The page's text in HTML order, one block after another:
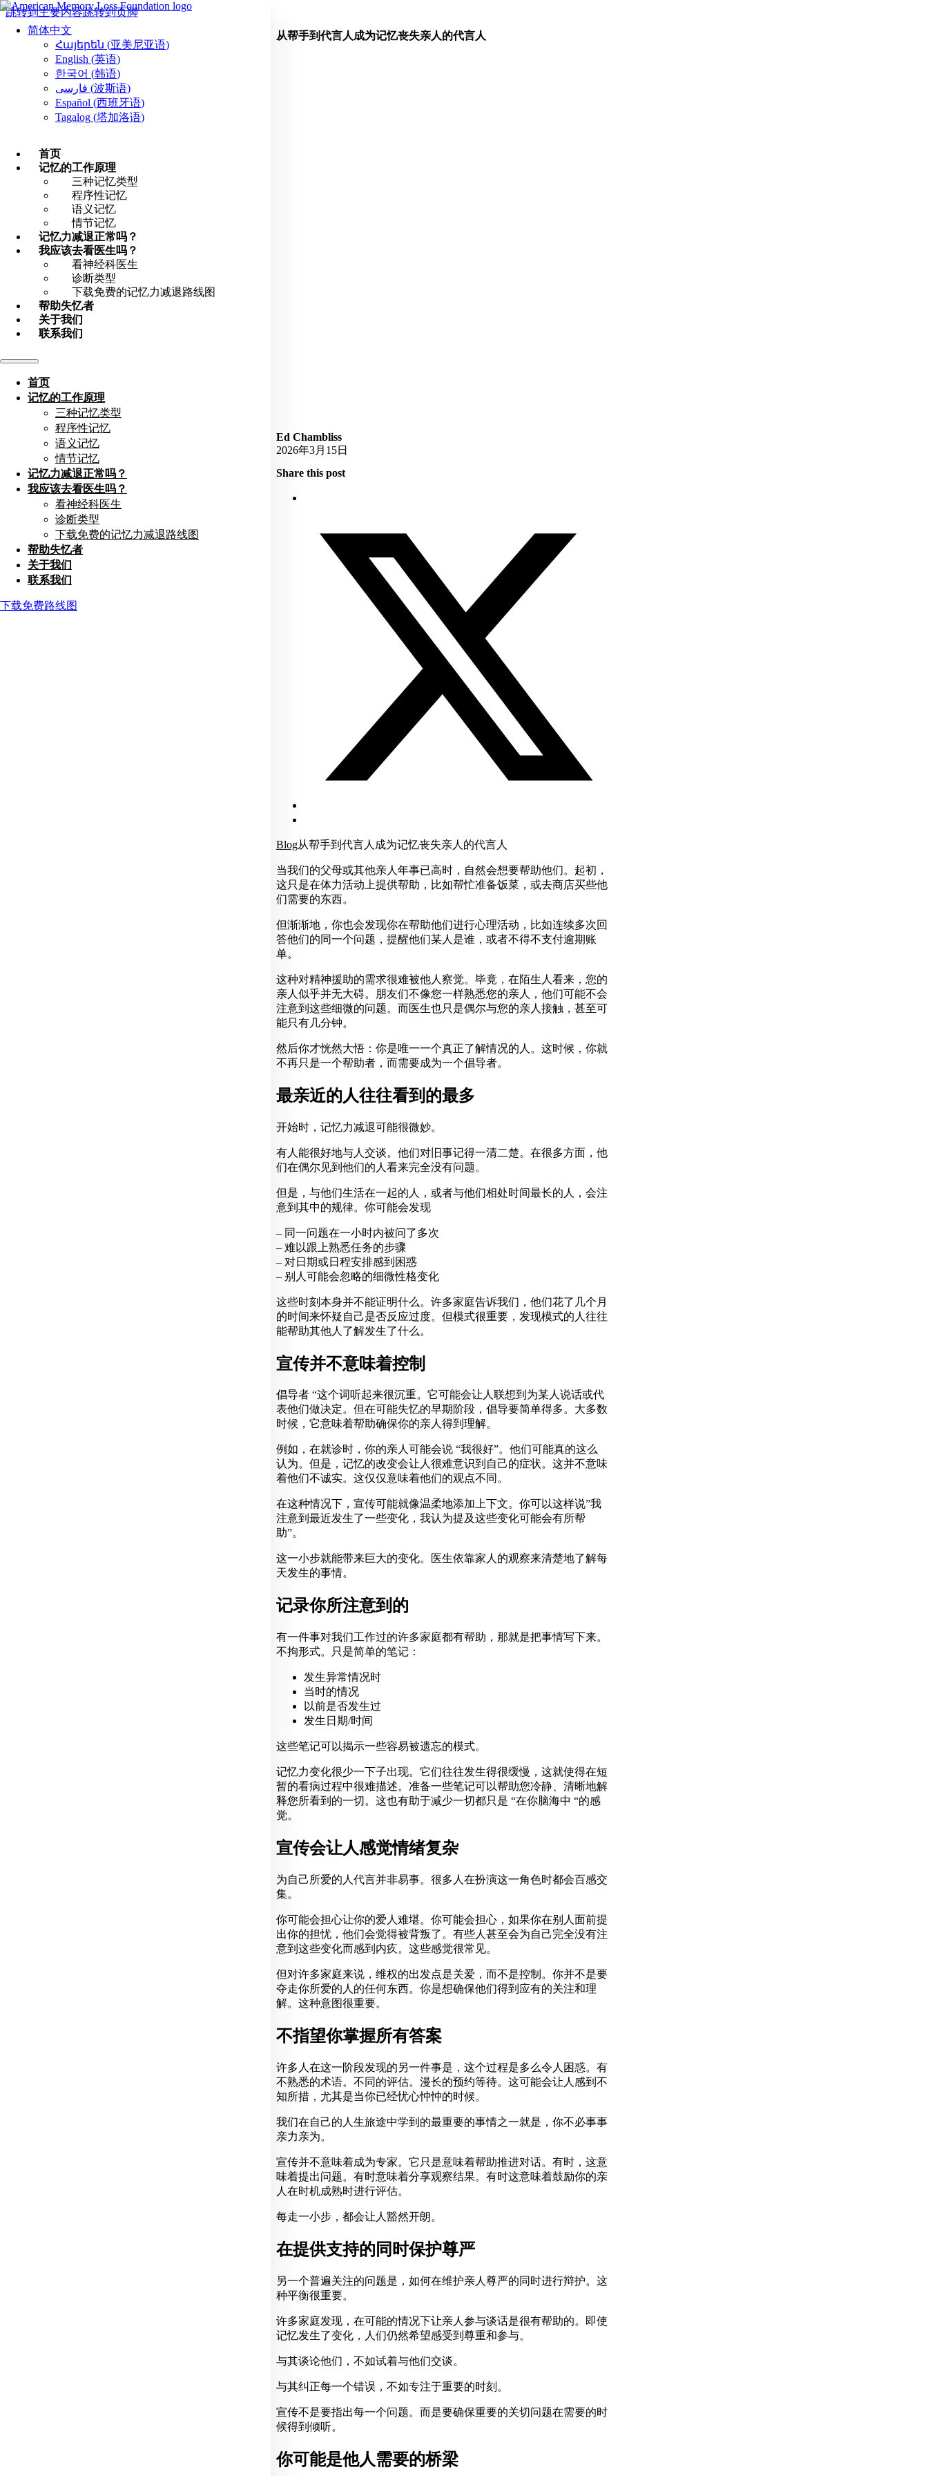
跳转到主要内容跳转到页脚
简体中文
Հայերեն (亚美尼亚语)
English (英语)
한국어 (韩语)
فارسی (波斯语)
Español (西班牙语)
Tagalog (塔加洛语)
首页
记忆的工作原理
三种记忆类型
程序性记忆
语义记忆
情节记忆
记忆力减退正常吗？
我应该去看医生吗？
看神经科医生
诊断类型
下载免费的记忆力减退路线图
帮助失忆者
关于我们
联系我们
首页
记忆的工作原理
三种记忆类型
程序性记忆
语义记忆
情节记忆
记忆力减退正常吗？
我应该去看医生吗？
看神经科医生
诊断类型
下载免费的记忆力减退路线图
帮助失忆者
关于我们
联系我们
下载免费路线图
从帮手到代言人成为记忆丧失亲人的代言人
Ed Chambliss
2026年3月15日
Share this post
Blog从帮手到代言人成为记忆丧失亲人的代言人
当我们的父母或其他亲人年事已高时，自然会想要帮助他们。起初，
这只是在体力活动上提供帮助，比如帮忙准备饭菜，或去商店买些他
们需要的东西。
但渐渐地，你也会发现你在帮助他们进行心理活动，比如连续多次回
答他们的同一个问题，提醒他们某人是谁，或者不得不支付逾期账
单。
这种对精神援助的需求很难被他人察觉。毕竟，在陌生人看来，您的
亲人似乎并无大碍。朋友们不像您一样熟悉您的亲人，他们可能不会
注意到这些细微的问题。而医生也只是偶尔与您的亲人接触，甚至可
能只有几分钟。
然后你才恍然大悟：你是唯一一个真正了解情况的人。这时候，你就
不再只是一个帮助者，而需要成为一个倡导者。
最亲近的人往往看到的最多
开始时，记忆力减退可能很微妙。
有人能很好地与人交谈。他们对旧事记得一清二楚。在很多方面，他
们在偶尔见到他们的人看来完全没有问题。
但是，与他们生活在一起的人，或者与他们相处时间最长的人，会注
意到其中的规律。你可能会发现
– 同一问题在一小时内被问了多次
– 难以跟上熟悉任务的步骤
– 对日期或日程安排感到困惑
– 别人可能会忽略的细微性格变化
这些时刻本身并不能证明什么。许多家庭告诉我们，他们花了几个月
的时间来怀疑自己是否反应过度。但模式很重要，发现模式的人往往
能帮助其他人了解发生了什么。
宣传并不意味着控制
倡导者 “这个词听起来很沉重。它可能会让人联想到为某人说话或代
表他们做决定。但在可能失忆的早期阶段，倡导要简单得多。大多数
时候，它意味着帮助确保你的亲人得到理解。
例如，在就诊时，你的亲人可能会说 “我很好”。他们可能真的这么
认为。但是，记忆的改变会让人很难意识到自己的症状。这并不意味
着他们不诚实。这仅仅意味着他们的观点不同。
在这种情况下，宣传可能就像温柔地添加上下文。你可以这样说”我
注意到最近发生了一些变化，我认为提及这些变化可能会有所帮
助”。
这一小步就能带来巨大的变化。医生依靠家人的观察来清楚地了解每
天发生的事情。
记录你所注意到的
有一件事对我们工作过的许多家庭都有帮助，那就是把事情写下来。
不拘形式。只是简单的笔记：
发生异常情况时
当时的情况
以前是否发生过
发生日期/时间
这些笔记可以揭示一些容易被遗忘的模式。
记忆力变化很少一下子出现。它们往往发生得很缓慢，这就使得在短
暂的看病过程中很难描述。准备一些笔记可以帮助您冷静、清晰地解
释您所看到的一切。这也有助于减少一切都只是 “在你脑海中 “的感
觉。
宣传会让人感觉情绪复杂
为自己所爱的人代言并非易事。很多人在扮演这一角色时都会百感交
集。
你可能会担心让你的爱人难堪。你可能会担心，如果你在别人面前提
出你的担忧，他们会觉得被背叛了。有些人甚至会为自己完全没有注
意到这些变化而感到内疚。这些感觉很常见。
但对许多家庭来说，维权的出发点是关爱，而不是控制。你并不是要
夺走你所爱的人的任何东西。你是想确保他们得到应有的关注和理
解。这种意图很重要。
不指望你掌握所有答案
许多人在这一阶段发现的另一件事是，这个过程是多么令人困惑。有
不熟悉的术语。不同的评估。漫长的预约等待。这可能会让人感到不
知所措，尤其是当你已经忧心忡忡的时候。
我们在自己的人生旅途中学到的最重要的事情之一就是，你不必事事
亲力亲为。
宣传并不意味着成为专家。它只是意味着帮助推进对话。有时，这意
味着提出问题。有时意味着分享观察结果。有时这意味着鼓励你的亲
人在时机成熟时进行评估。
每走一小步，都会让人豁然开朗。
在提供支持的同时保护尊严
另一个普遍关注的问题是，如何在维护亲人尊严的同时进行辩护。这
种平衡很重要。
许多家庭发现，在可能的情况下让亲人参与谈话是很有帮助的。即使
记忆发生了变化，人们仍然希望感受到尊重和参与。
与其谈论他们，不如试着与他们交谈。
与其纠正每一个错误，不如专注于重要的时刻。
宣传不是要指出每一个问题。而是要确保重要的关切问题在需要的时
候得到倾听。
你可能是他人需要的桥梁